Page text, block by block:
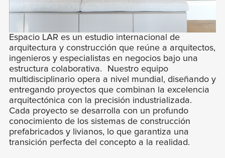
Espacio LAR es un estudio internacional de
arquitectura y construcción que reúne a arquitectos,
ingenieros y especialistas en negocios bajo una
estructura colaborativa. Nuestro equipo
multidisciplinario opera a nivel mundial, diseñando y
entregando proyectos que combinan la excelencia
arquitectónica con la precisión industrializada.
Cada proyecto se desarrolla con un profundo
conocimiento de los sistemas de construcción
prefabricados y livianos, lo que garantiza una
transición perfecta del concepto a la realidad.